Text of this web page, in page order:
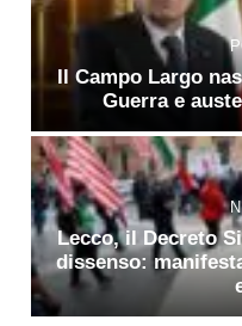
Il Campo Largo
Guerra e
Lecco, il Decreto
dissenso: